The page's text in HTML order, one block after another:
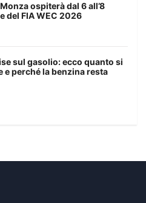
ospiterà dal 6 all’8
del FIA WEC 2026
sul gasolio: ecco quanto si
perché la benzina resta